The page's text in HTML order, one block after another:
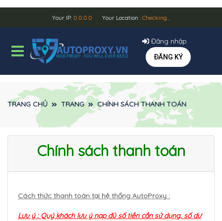
Your IP: 0.0.0.0 Your Location : Checking...
Đăng nhập
ĐĂNG KÝ
TRANG CHỦ TRANG CHÍNH SÁCH THANH TOÁN
Chính sách thanh toán
Cách thức thanh toán tại hệ thống AutoProxy :
Lưu ý : Quý khách lưu ý nạp đủ số tiền cần sử dụng, số dư